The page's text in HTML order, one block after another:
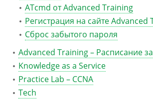
ATcmd от Advanced Training
Регистрация на сайте Advanced
Сброс забытого пароля
Advanced Training – Расписание
Knowledge as a Service
Practice Lab – CCNA
Tech